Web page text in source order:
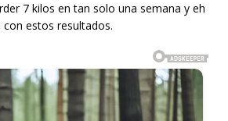
7 kilos en tan solo una semana y eh
estos resultados.